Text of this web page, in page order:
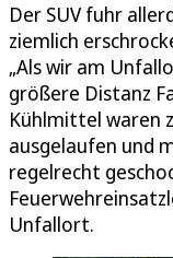
Der SUV fuhr
ziemlich
„Als wir am
größere Distanz
Kühlmittel waren
ausgelaufen und
regelrecht
Unfallort.